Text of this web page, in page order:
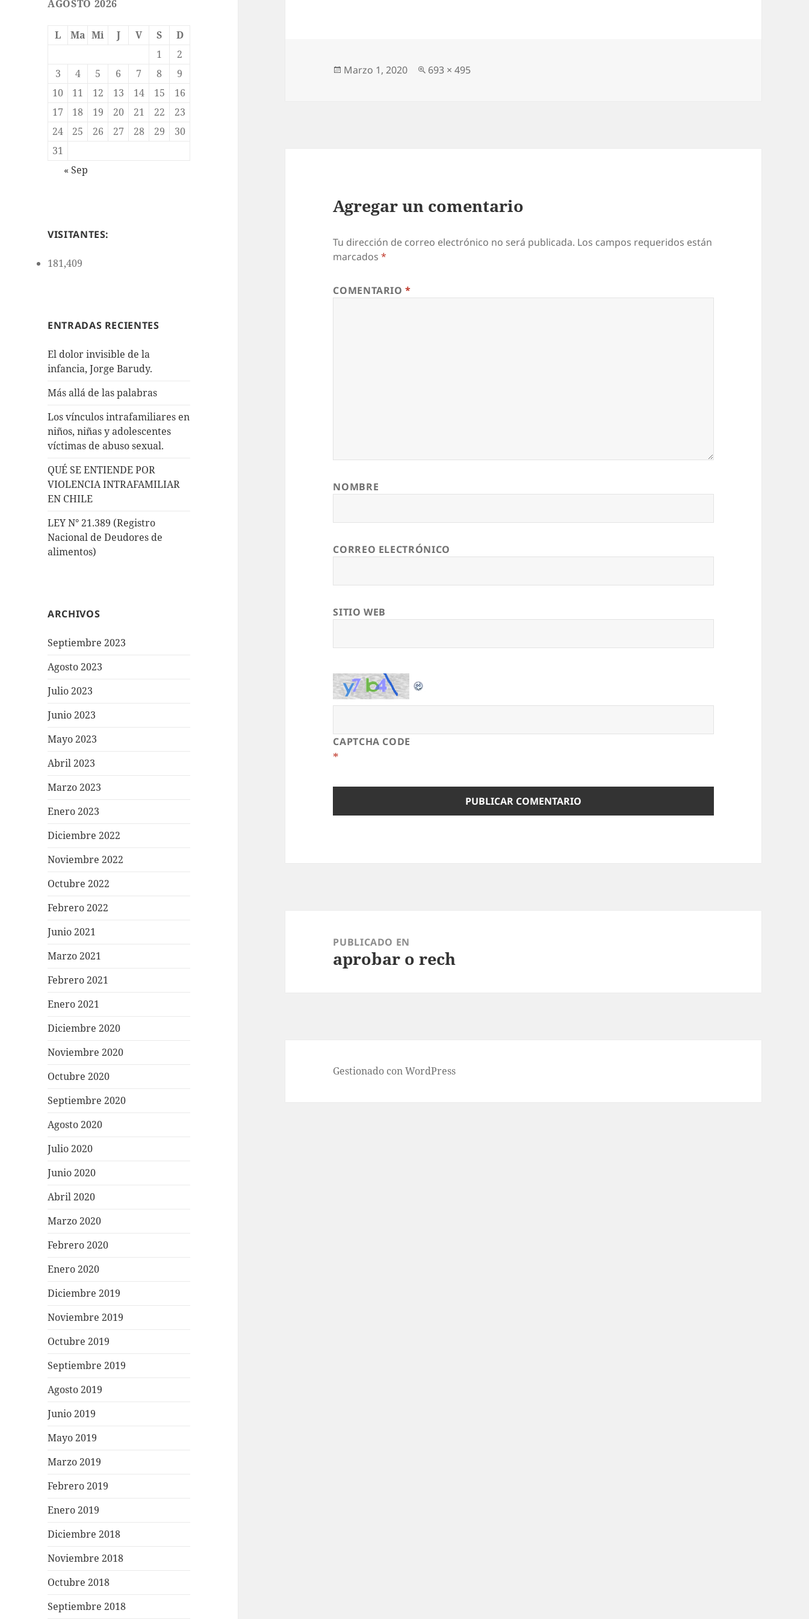
AGOSTO 2026
L Ma Mi J V S
D
1
2
3
4 5 6 7 8
9
10
11 12 13 14 15
16
17
18 19 20 21 22
23
24
25 26 27 28 29
30
31
« Sep
VISITANTES:
181,409
ENTRADAS RECIENTES
El dolor invisible de la
infancia, Jorge Barudy.
Más allá de las palabras
Los vínculos intrafamiliares en
niños, niñas y adolescentes
víctimas de abuso sexual.
QUÉ SE ENTIENDE POR
VIOLENCIA INTRAFAMILIAR
EN CHILE
LEY N° 21.389 (Registro
Nacional de Deudores de
alimentos)
ARCHIVOS
Septiembre 2023
Agosto 2023
Julio 2023
Junio 2023
Mayo 2023
Abril 2023
Marzo 2023
Enero 2023
Diciembre 2022
Noviembre 2022
Octubre 2022
Febrero 2022
Junio 2021
Marzo 2021
Febrero 2021
Enero 2021
Diciembre 2020
Noviembre 2020
Octubre 2020
Septiembre 2020
Agosto 2020
Julio 2020
Junio 2020
Abril 2020
Marzo 2020
Febrero 2020
Enero 2020
Diciembre 2019
Noviembre 2019
Octubre 2019
Septiembre 2019
Agosto 2019
Junio 2019
Mayo 2019
Marzo 2019
Febrero 2019
Enero 2019
Diciembre 2018
Noviembre 2018
Octubre 2018
Septiembre 2018
p
p
Publicado
Marzo 1, 2020
Pantalla
693 × 495
Agregar un comentario
Tu dirección de correo electrónico no será publicada. Los campos requeridos están
marcados*
COMENTARIO*
NOMBRE
CORREO ELECTRÓNICO
SITIO WEB
CAPTCHA CODE
*
entradas
PUBLICADO EN
aprobar o rech
Gestionado con WordPress